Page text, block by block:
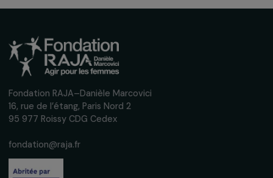
mensuelle pour suivre nos appels à projets,
interviews, actions concrètes et
événements en faveur des droits des
femmes.
Nous respectons vos données personnelles.
confidentialité
S'abonner